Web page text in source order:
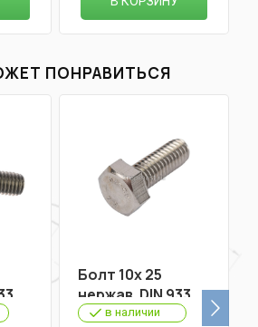
ПОНРАВИТЬСЯ
Болт 10х 25
нержав. DIN 933
A2
в наличии